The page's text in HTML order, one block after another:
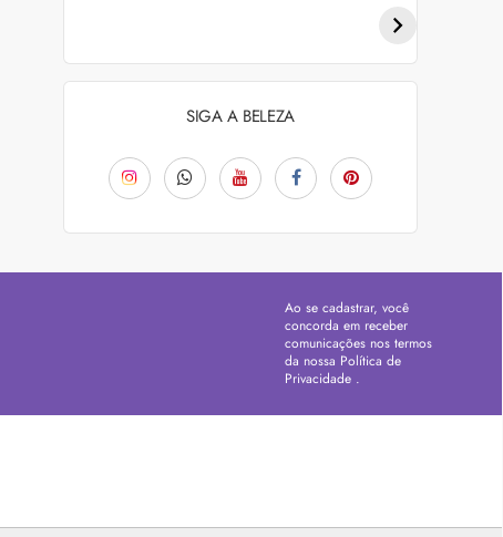
para 2026
SIGA A BELEZA
Ao se cadastrar, você
concorda em receber
comunicações nos termos
da nossa Política de
Privacidade .